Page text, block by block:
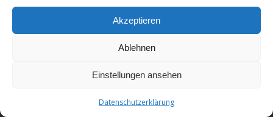
Akzeptieren
Ablehnen
Einstellungen ansehen
Datenschutzerklärung